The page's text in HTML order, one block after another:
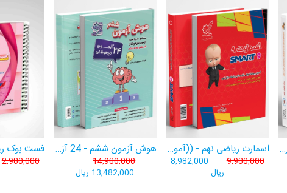
32 استان ششم لوح برتر- ربات باهوش ششم ((به همراه سامانۀ آزمون‌ساز رایگان)) اسمارت ریاضی نهم - ((آموزش پیشرفتۀ ریاضی تیزهوشان و نمونه‌دولتی نهم+ سامانۀ آزمون‌ساز آنلاین))
9,980,000
8,982,000
ریال
هوش آزمون ششم - 24 آزمون شبیه ساز تیزهوشان
14,980,000
13,482,000 ریال
2,980,000